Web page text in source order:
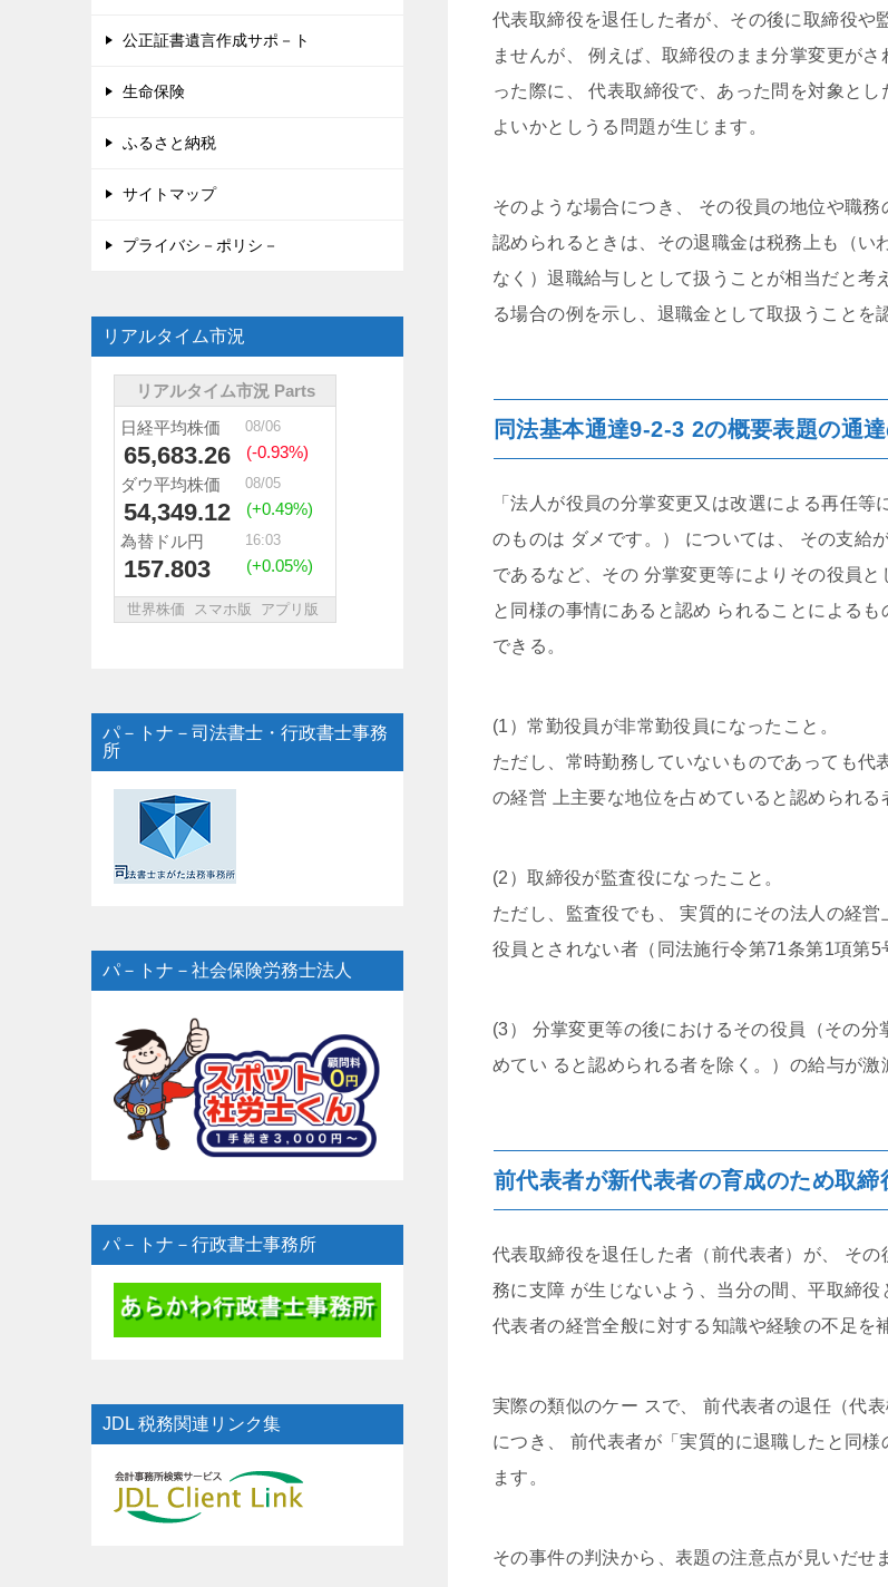
代表取締役を退任した者が、その後に取締役や
ませんが、 例えば、取締役のまま分掌変更が
った際に、 代表取締役で、あった問を対象と
よいかとしうる問題が生じます。
そのような場合につき、 その役員の地位や職
認められるときは、その退職金は税務上も（い
なく）退職給与しとして扱うことが相当だと
る場合の例を示し、退職金として取扱うことを
同法基本通達9-2-3 2の概要表題の通
「法人が役員の分掌変更又は改選による再任
のものは ダメです。） については、 その支給
であるなど、その 分掌変更等によりその役員
と同様の事情にあると認め られることによる
できる。
(1）常勤役員が非常勤役員になったこと。
ただし、常時勤務していないものであっても代
の経営 上主要な地位を占めていると認められる
(2）取締役が監査役になったこと。
ただし、監査役でも、 実質的にその法人の経
役員とされない者（同法施行令第71条第1項第5
(3） 分掌変更等の後におけるその役員（その
めてい ると認められる者を除く。）の給与が激
前代表者が新代表者の育成のため取
代表取締役を退任した者（前代表者）が、 そ
務に支障 が生じないよう、当分の間、平取締
代表者の経営全般に対する知識や経験の不足を
実際の類似のケー スで、 前代表者の退任（代
につき、 前代表者が「実質的に退職したと同
ます。
その事件の判決から、表題の注意点が見いだせ
公正証書遺言作成サポ－ト
生命保険
ふるさと納税
サイトマップ
プライバシ－ポリシ－
リアルタイム市況
パ－トナ－司法書士・行政書士事務
所
パ－トナ－社会保険労務士法人
パ－トナ－行政書士事務所
JDL 税務関連リンク集